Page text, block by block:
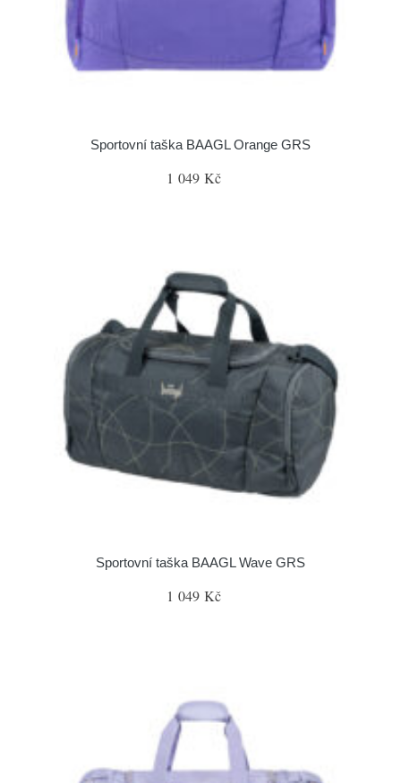
Sportovní taška BAAGL Orange GRS
1 049 Kč
Sportovní taška BAAGL Wave GRS
1 049 Kč